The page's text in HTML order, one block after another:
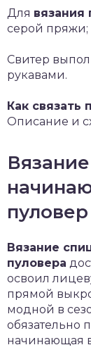
Для вязания
серой
Свитер
рукавами.
Как
Описание и
пуловер
Вязание
пуловера
освоил
прямой
модной в
обязательно
начинающая